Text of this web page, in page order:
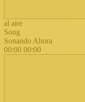
al aire
Song
Sonando Ahora
00:00 00:00